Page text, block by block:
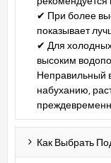
✔ При более
показывает
✔ Для
высоким
Неправильный
набуханию,
Как Выбрать